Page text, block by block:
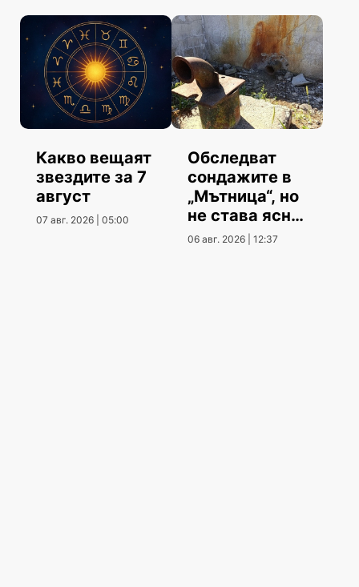
Какво вещаят
звездите за 7
август
07 авг. 2026 | 05:00
Обследват
сондажите в
„Мътница“, но
не става ясно
кога
06 авг. 2026 | 12:37